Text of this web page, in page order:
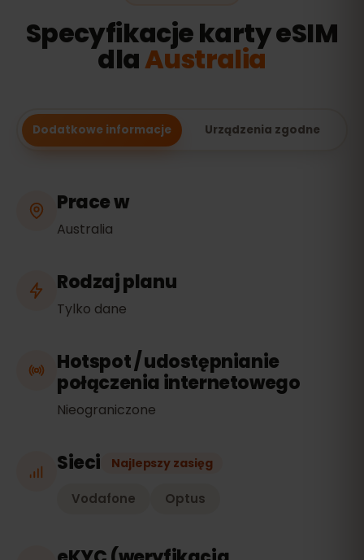
Specyfikacje karty eSIM
dlaAustralia
Dodatkowe informacje Urządzenia zgodne
Prace w
Australia
Rodzaj planu
Tylko dane
Hotspot / udostępnianie
połączenia internetowego
Nieograniczone
Sieci Najlepszy zasięg
Vodafone Optus